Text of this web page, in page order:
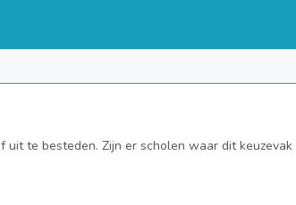
te besteden. Zijn er scholen waar dit keuzevak